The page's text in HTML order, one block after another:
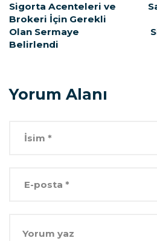
Sigorta Acenteleri ve
Brokeri İçin Gerekli
Olan Sermaye
Belirlendi
Yorum Alanı